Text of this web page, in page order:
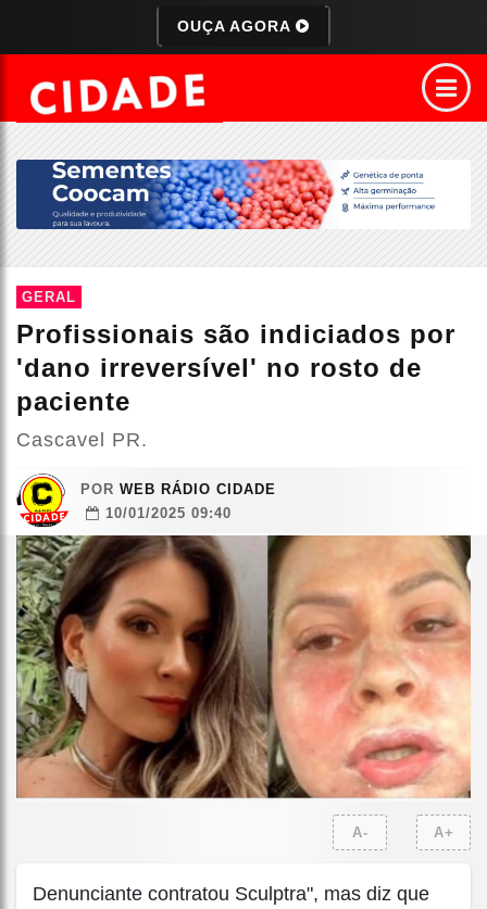
OUÇA AGORA
GERAL
Profissionais são indiciados por
'dano irreversível' no rosto de
paciente
Cascavel PR.
POR WEB RÁDIO CIDADE
10/01/2025 09:40
A- A+
Denunciante contratou Sculptra", mas diz que